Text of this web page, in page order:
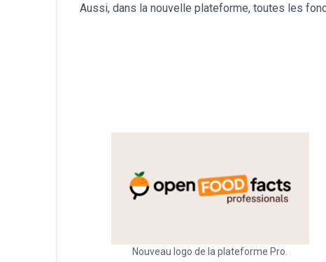
Aussi, dans la nouvelle plateforme, toutes les
Nouveau logo de la plateforme Pro.